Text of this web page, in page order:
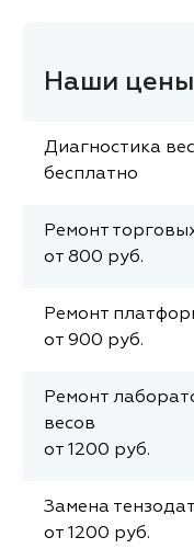
Наши цены
Диагностика
бесплатно
Ремонт
от 800 руб.
Ремонт
от 900 руб.
Ремонт
весов
от 1200 руб.
Замена
от 1200 руб.